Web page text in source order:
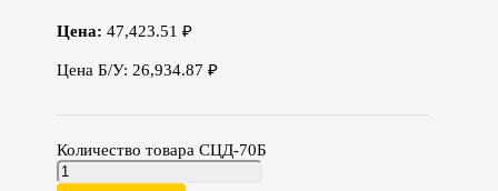
Цена: 47,423.51 ₽
Цена Б/У: 26,934.87 ₽
Количество товара СЦД-70Б